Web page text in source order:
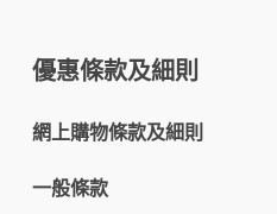
優惠條款及細則
網上購物條款及細則
一般條款